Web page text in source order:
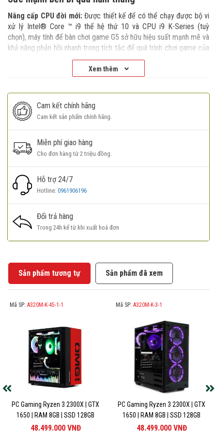
Xem thêm
Nâng cấp CPU đời mới:Được thiết kế để có thể chạy được bộ vi
xử lý Intel® Core ™ i9 thế hệ thứ 10 và CPU i9 K-Series (tuỳ
chọn), máy tính để bàn chơi game G5 sở hữu hiệu suất mạnh mẽ và
khả năng phản hồi nhanh trong tích tắc để quá trình chơi game của
bạn không bị gián đoạn.
Được xây dựng để có khả năng nâng cấp dễ
và RTX mới nhất để mang lại hiệu năng chơi game mạnh mẽ và khả
năng VR.
Dung lượng RAM lớn hơn:DDR4 3200 MHz (lên đến) 128GB đảm
bảo hiệu suất nâng cao tổng thể khi chơi game chuyên sâu.
Tản nhiệt siêu nhanh:G5 luôn mát mẻ trong các phiên chơi
game cường độ cao nhờ luồng không khí được tối ưu bởi bộ làm
mát CPU 65W hoặc 125W (chỉ dành cho bộ xử lý Dòng K), với tốc
độ quạt tối đa là 4500 vòng / phút và lưu lượng 41,8 feet khối mỗi
phút (CFM). Với bốn tùy chọn chế độ nhiệt có thể được đặt trong
Alienware Command Center, bạn có thể điều chỉnh dựa trên nhu
cầu của mình cho dù chơi game, làm việc, học tập hay xem video.
Nâng tầm tiêu chuẩn gaming
gian tối thiểu, giúp bạn dễ dàng điều chỉnh thiết lập chơi game đầy
Cam kết chính hãng
Cam kết sản phẩm chính hãng.
Miễn phí giao hàng
Cho đơn hàng từ 2 triệu đồng.
Hỗ trợ 24/7
Hotline: 0961906196
Đổi trả hàng
Trong 24h kể từ khi xuất hoá đơn
Sản phẩm tương tự Sản phẩm đã xem
Mã SP: A320M-K-45-1-1
PC Gaming Ryzen 3 2300X | GTX
1650 | RAM 8GB | SSD 128GB
48.499.000 VNĐ
Mã SP: A320M-K-3-1
PC Gaming Ryzen 3 2300X | GTX
1650 | RAM 8GB | SSD 128GB
48.499.000 VNĐ